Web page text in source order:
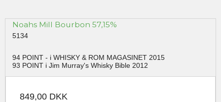
Noahs Mill Bourbon 57,15%
5134
94 POINT - i WHISKY & ROM MAGASINET 2015
93 POINT i Jim Murray's Whisky Bible 2012
849,00 DKK